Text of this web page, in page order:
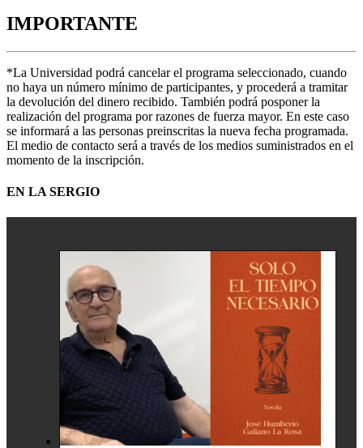
IMPORTANTE
*La Universidad podrá cancelar el programa seleccionado, cuando
no haya un número mínimo de participantes, y procederá a tramitar
la devolución del dinero recibido. También podrá posponer la
realización del programa por razones de fuerza mayor. En este caso
se informará a las personas preinscritas la nueva fecha programada.
El medio de contacto será a través de los medios suministrados en el
momento de la inscripción.
EN LA SERGIO